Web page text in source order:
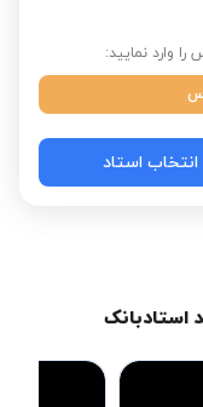
وارد نمایید:
انتخاب استاد
استادبانک